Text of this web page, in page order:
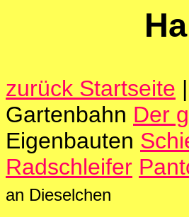
zurück Startseite |
Gartenbahn Der
Eigenbauten
Radschleifer
an Dieselchen